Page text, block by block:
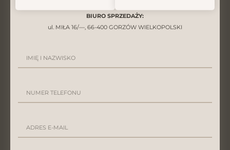
BIURO SPRZEDAŻY:
ul. MIŁA 16/—, 66-400 GORZÓW WIELKOPOLSKI